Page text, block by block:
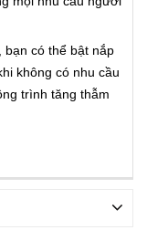
bạn có thể bật nắp
không có nhu cầu
trình tăng thẫm